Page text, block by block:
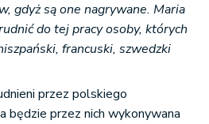
gdyż są one nagrywane. Maria
do tej pracy osoby, których
francuski, szwedzki
przez polskiego
będzie przez nich wykonywana